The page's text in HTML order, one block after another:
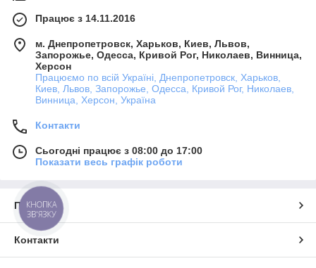
Працює з 14.11.2016
м. Днепропетровск, Харьков, Киев, Львов,
Запорожье, Одесса, Кривой Рог, Николаев, Винница,
Херсон
Працюємо по всій Україні, Днепропетровск, Харьков,
Киев, Львов, Запорожье, Одесса, Кривой Рог, Николаев,
Винница, Херсон, Україна
Контакти
Сьогодні працює з 08:00 до 17:00
Показати весь графік роботи
Про нас
Контакти
КНОПКА
ЗВ'ЯЗКУ